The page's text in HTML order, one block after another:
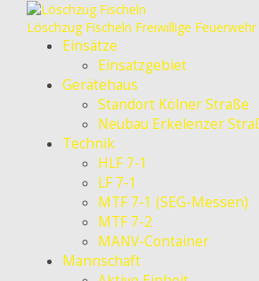
Löschzug Fischeln Freiwillige
Einsätze
Einsatzgebiet
Gerätehaus
Standort Kölner Straße
Neubau Erkelenzer
Technik
HLF 7-1
LF 7-1
MTF 7-1 (SEG-Messen)
MTF 7-2
MANV-Container
Mannschaft